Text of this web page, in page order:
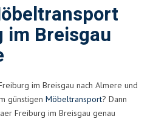
im Breisgau
im Breisgau nach Almere und
günstigen Möbeltransport? Dann
Freiburg im Breisgau genau